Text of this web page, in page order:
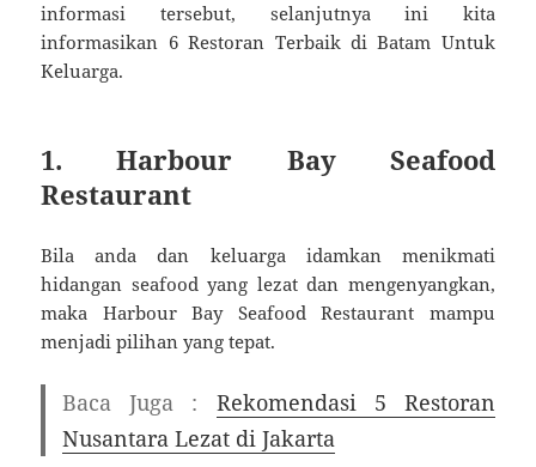
informasi tersebut, selanjutnya ini kita
informasikan 6 Restoran Terbaik di Batam Untuk
Keluarga.
1. Harbour Bay Seafood
Restaurant
Bila anda dan keluarga idamkan menikmati
hidangan seafood yang lezat dan mengenyangkan,
maka Harbour Bay Seafood Restaurant mampu
menjadi pilihan yang tepat.
Baca Juga : Rekomendasi 5 Restoran
Nusantara Lezat di Jakarta